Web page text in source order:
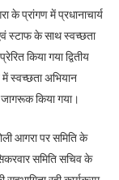
के प्रांगण में प्रधानाचार्य
स्टाफ के साथ स्वच्छता
किया गया द्वितीय
स्वच्छता अभियान
जागरूक किया गया।
आगरा पर समिति के
समिति सचिव के